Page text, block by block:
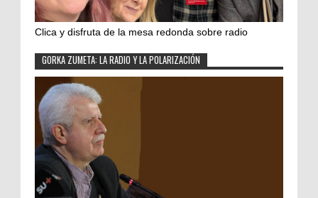
Clica y disfruta de la mesa redonda sobre radio
GORKA ZUMETA: LA RADIO Y LA POLARIZACIÓN